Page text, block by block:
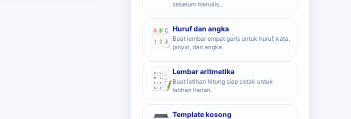
sebelum menulis.
Huruf dan angka
Buat lembar empat garis untuk huruf, kata,
pinyin, dan angka.
Lembar aritmetika
Buat latihan hitung siap cetak untuk
latihan harian.
Template kosong